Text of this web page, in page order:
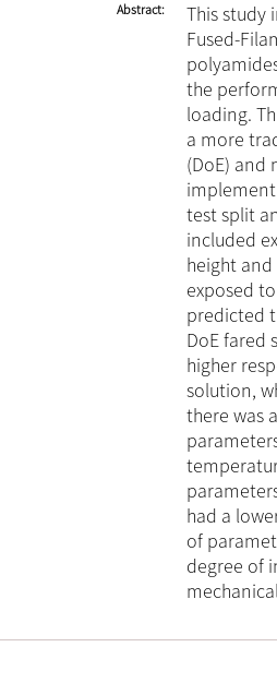
Abstract
This
Fused-
the
loading.
a more
(DoE) and
test split
included
height
exposed
predicted
DoE fared
higher
solution,
there was
had a
of
degree of